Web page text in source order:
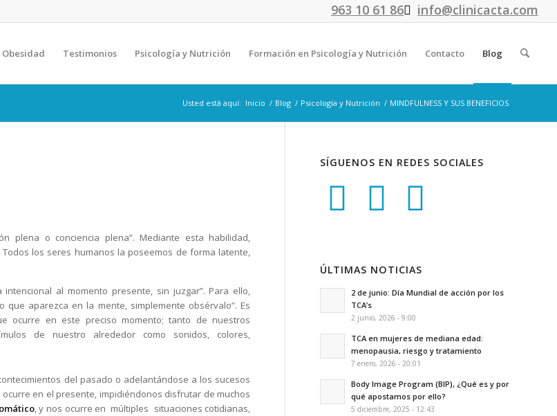
963 10 61 86 info@clinicacta.com
Obesidad Testimonios Psicología y Nutrición Formación en Psicología y Nutrición Contacto Blog
Usted está aquí: Inicio / Blog / Psicología y Nutrición / MINDFULNESS Y SUS BENEFICIOS
plena o conciencia plena”. Mediante esta habilidad,
los seres humanos la poseemos de forma latente,
al momento presente, sin juzgar”. Para ello,
que aparezca en la mente, simplemente obsérvalo”. Es
en este preciso momento; tanto de nuestros
de nuestro alrededor como sonidos, colores,
del pasado o adelantándose a los sucesos
en el presente, impidiéndonos disfrutar de muchos
, y nos ocurre en múltiples situaciones cotidianas,
SÍGUENOS EN REDES SOCIALES
ÚLTIMAS NOTICIAS
2 de junio: Día Mundial de acción por los
TCA’s
2 junio, 2026 - 9:00
TCA en mujeres de mediana edad:
menopausia, riesgo y tratamiento
7 enero, 2026 - 20:01
Body Image Program (BIP), ¿Qué es y por
qué apostamos por ello?
5 diciembre, 2025 - 12:43